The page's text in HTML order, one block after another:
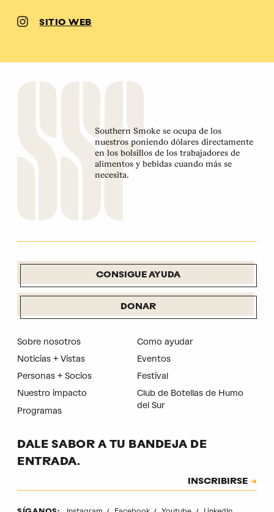
SITIO WEB
Southern Smoke se ocupa de los
nuestros poniendo dólares directamente
en los bolsillos de los trabajadores de
alimentos y bebidas cuando más se
necesita.
CONSIGUE AYUDA
DONAR
Sobre nosotros
Noticias + Vistas
Personas + Socios
Nuestro impacto
Programas
Como ayudar
Eventos
Festival
Club de Botellas de Humo
del Sur
DALE SABOR A TU BANDEJA DE
ENTRADA.
CAPTCHA
INSCRIBIRSE